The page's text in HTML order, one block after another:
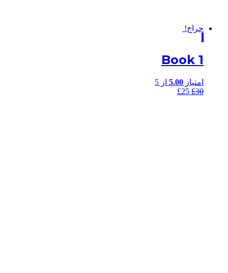
حراج!
Book 1
امتیاز 5.00 از 5
£30
£25